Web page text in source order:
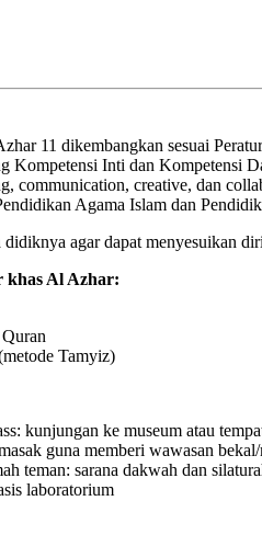
11 dikembangkan sesuai
Kompetensi Inti dan Kompetensi
communication, creative, dan
Agama Islam dan
agar dapat menyesuikan
Al Azhar:
Tamyiz)
kunjungan ke museum atau
guna memberi wawasan
teman: sarana dakwah dan
laboratorium